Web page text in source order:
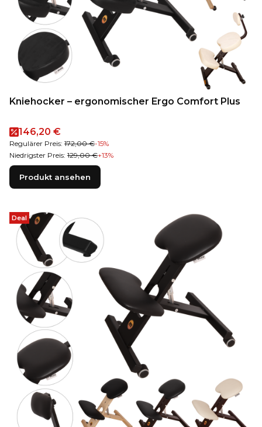
Kniehocker – ergonomischer Ergo Comfort Plus
Aktionspreis
146,20 €
Regulärer Preis: 172,00 €-15%
Niedrigster Preis: 129,00 €+13%
Produkt ansehen
Deal